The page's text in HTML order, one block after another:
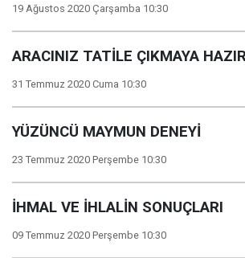
19 Ağustos 2020 Çarşamba 10:30
ARACINIZ TATİLE ÇIKMAYA
31 Temmuz 2020 Cuma 10:30
YÜZÜNCÜ MAYMUN DENEYİ
23 Temmuz 2020 Perşembe 10:30
İHMAL VE İHLALİN SONUÇLARI
09 Temmuz 2020 Perşembe 10:30